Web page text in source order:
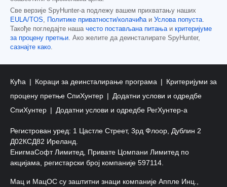
Све верзије SpyHunter-а подлежу вашем прихватању наших
EULA/TOS, Политике приватности/колачићаи Услова попуста.
Такође погледајте наша често постављана питањаи критеријуме
за процену претњи. Ако желите да деинсталирате SpyHunter,
сазнајте како.
Кућа Кораци за деинсталирање програма
Критеријуми за
процену претње СпиХунтер
Додатни услови и одредбе
СпиХунтер
Додатни услови и одредбе РегХунтер-а
Регистрован уред: 1 Цастле Стреет, 3рд Флоор, Дублин 2
Д02КСД82 Иреланд.
ЕнигмаСофт Лимитед, Привате Цомпани Лимитед по
акцијама, регистарски број компаније 597114.
Мац и МацОС су заштитни знаци компаније Аппле Инц.,